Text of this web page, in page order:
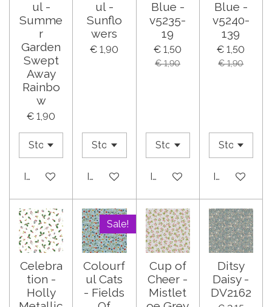
ul -
Summe
r
Garden
Swept
Away
Rainbo
w
€ 1,90
In winkelwagen
ul -
Sunflo
wers
€ 1,90
In winkelwagen
Blue -
v5235-
19
€ 1,50
€ 1,90
In winkelwagen
Blue -
v5240-
139
€ 1,50
€ 1,90
In
Celebra
tion -
Holly
Sale!
Colourf
ul Cats
- Fields
Cup of
Cheer -
Mistlet
Ditsy
Daisy -
DV2162